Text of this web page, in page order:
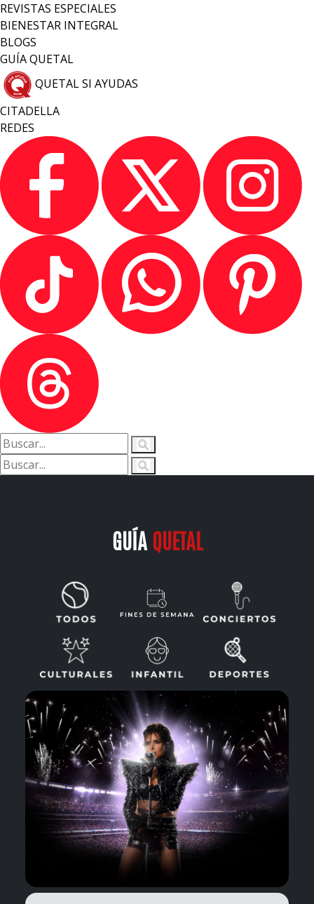
REVISTAS ESPECIALES
BIENESTAR INTEGRAL
BLOGS
GUÍA QUETAL
QUETAL SI AYUDAS
CITADELLA
REDES
GUÍAQUETAL